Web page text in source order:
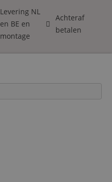
Levering NL
en BE en
montage
Achteraf
betalen